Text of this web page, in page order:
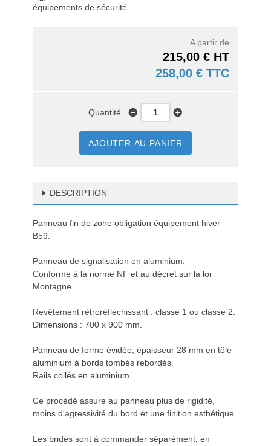
équipements de sécurité
A partir de
215,00 € HT
258,00 € TTC
Quantité
AJOUTER AU PANIER
DESCRIPTION
Panneau fin de zone obligation équipement hiver
B59.
Panneau de signalisation en aluminium.
Conforme à la norme NF et au décret sur la loi
Montagne.
Revêtement rétroréfléchissant : classe 1 ou classe 2.
Dimensions : 700 x 900 mm.
Panneau de forme évidée, épaisseur 28 mm en tôle
aluminium à bords tombés rebordés.
Rails collés en aluminium.
Ce procédé assure au panneau plus de rigidité,
moins d'agressivité du bord et une finition esthétique.
Les brides sont à commander séparément, en